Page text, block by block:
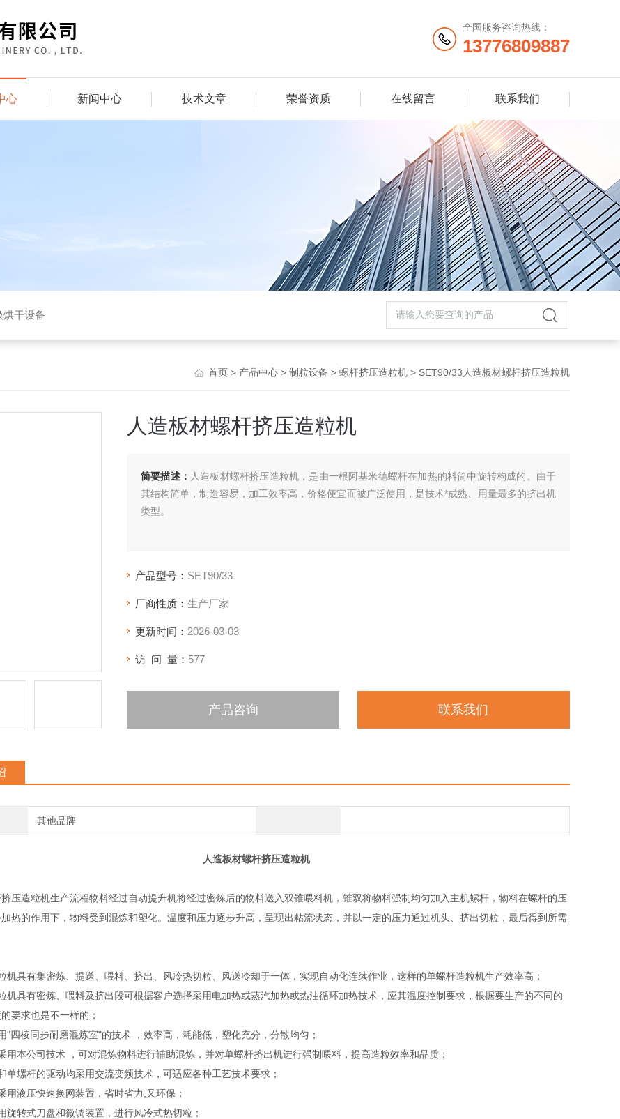
全国服务咨询热线：
13776809887
心 新闻中心 技术文章 荣誉资质 在线留言 联系我们
烘干设备
首页 > 产品中心 > 制粒设备 > 螺杆挤压造粒机 > SET90/33人造板材螺杆挤压造粒机
人造板材螺杆挤压造粒机
简要描述： 人造板材螺杆挤压造粒机，是由一根阿基米德螺杆在加热的料筒中旋转构成的。由于
其结构简单，制造容易，加工效率高，价格便宜而被广泛使用，是技术*成熟、用量最多的挤出机
类型。
产品型号： SET90/33
厂商性质： 生产厂家
更新时间： 2026-03-03
访 问 量： 577
产品咨询 联系我们
其他品牌
人造板材螺杆挤压造粒机
挤压造粒机生产流程物料经过自动提升机将经过密炼后的物料送入双锥喂料机，锥双将物料强制均匀加入主机螺杆，物料在螺杆的压
热的作用下，物料受到混炼和塑化。温度和压力逐步升高，呈现出粘流状态，并以一定的压力通过机头、挤出切粒，最后得到所需
机具有集密炼、提送、喂料、挤出、风冷热切粒、风送冷却于一体，实现自动化连续作业，这样的单螺杆造粒机生产效率高；
机具有密炼、喂料及挤出段可根据客户选择采用电加热或蒸汽加热或热油循环加热技术，应其温度控制要求，根据要生产的不同的
要求也是不一样的；
“四棱同步耐磨混炼室"的技术 ，效率高，耗能低，塑化充分，分散均匀；
用本公司技术 ，可对混炼物料进行辅助混炼，并对单螺杆挤出机进行强制喂料，提高造粒效率和品质；
单螺杆的驱动均采用交流变频技术，可适应各种工艺技术要求；
用液压快速换网装置，省时省力,又环保；
旋转式刀盘和微调装置，进行风冷式热切粒；